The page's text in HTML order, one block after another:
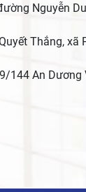
Nguyễn
Thắng, xã
144 An Dương